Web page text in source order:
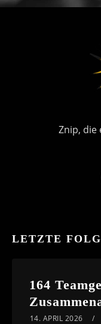
Znip, die
LETZTE
164
14. APRIL 2026